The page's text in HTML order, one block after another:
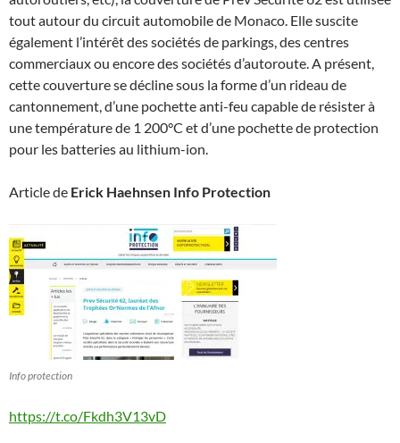
tout autour du circuit automobile de Monaco. Elle suscite
également l’intérêt des sociétés de parkings, des centres
commerciaux ou encore des sociétés d’autoroute. A présent,
cette couverture se décline sous la forme d’un rideau de
cantonnement, d’une pochette anti-feu capable de résister à
une température de 1 200°C et d’une pochette de protection
pour les batteries au lithium-ion.
Article de Erick Haehnsen Info Protection
Info protection
https://t.co/Fkdh3V13vD